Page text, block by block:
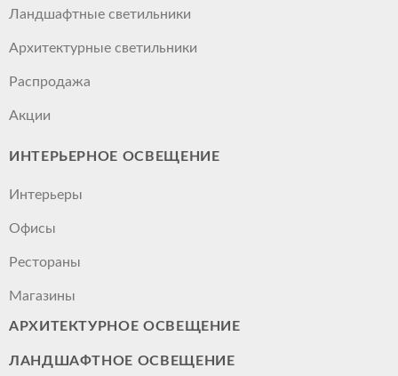
Ландшафтные светильники
Архитектурные светильники
Распродажа
Акции
ИНТЕРЬЕРНОЕ ОСВЕЩЕНИЕ
Интерьеры
Офисы
Рестораны
Магазины
АРХИТЕКТУРНОЕ ОСВЕЩЕНИЕ
ЛАНДШАФТНОЕ ОСВЕЩЕНИЕ